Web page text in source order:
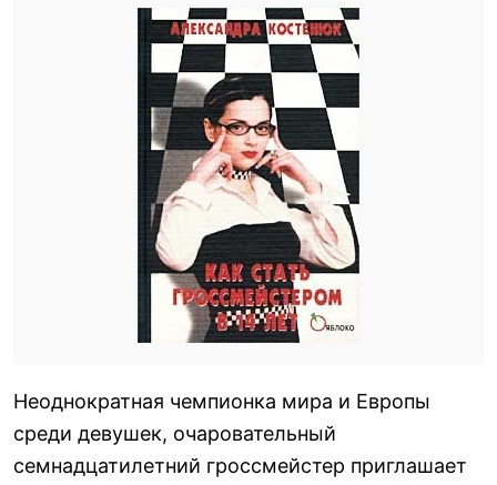
Неоднократная чемпионка мира и Европы
среди девушек, очаровательный
семнадцатилетний гроссмейстер приглашает